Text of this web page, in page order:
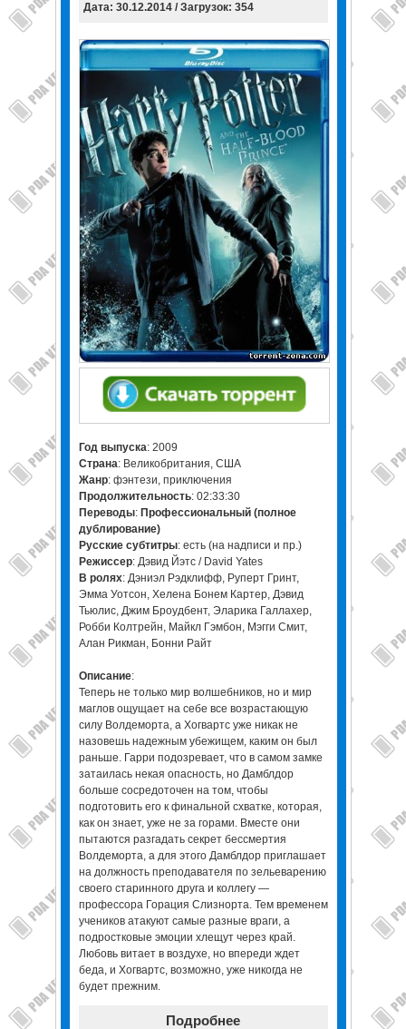
Дата: 30.12.2014 / Загрузок: 354
Год выпуска: 2009
Страна: Великобритания, США
Жанр: фэнтези, приключения
Продолжительность: 02:33:30
Переводы: Профессиональный (полное
дублирование)
Русские субтитры: есть (на надписи и пр.)
Режиссер: Дэвид Йэтс / David Yates
В ролях: Дэниэл Рэдклифф, Руперт Гринт,
Эмма Уотсон, Хелена Бонем Картер, Дэвид
Тьюлис, Джим Броудбент, Эларика Галлахер,
Робби Колтрейн, Майкл Гэмбон, Мэгги Смит,
Алан Рикман, Бонни Райт
Описание:
Теперь не только мир волшебников, но и мир
маглов ощущает на себе все возрастающую
силу Волдеморта, а Хогвартс уже никак не
назовешь надежным убежищем, каким он был
раньше. Гарри подозревает, что в самом замке
затаилась некая опасность, но Дамблдор
больше сосредоточен на том, чтобы
подготовить его к финальной схватке, которая,
как он знает, уже не за горами. Вместе они
пытаются разгадать секрет бессмертия
Волдеморта, а для этого Дамблдор приглашает
на должность преподавателя по зельеварению
своего старинного друга и коллегу —
профессора Горация Слизнорта. Тем временем
учеников атакуют самые разные враги, а
подростковые эмоции хлещут через край.
Любовь витает в воздухе, но впереди ждет
беда, и Хогвартс, возможно, уже никогда не
будет прежним.
Подробнее